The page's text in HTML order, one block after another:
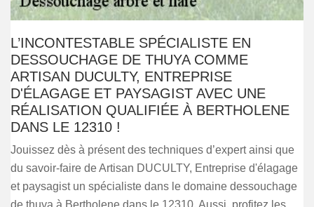
L’INCONTESTABLE SPÉCIALISTE EN
DESSOUCHAGE DE THUYA COMME
ARTISAN DUCULTY, ENTREPRISE
D'ÉLAGAGE ET PAYSAGIST AVEC UNE
RÉALISATION QUALIFIÉE À BERTHOLENE
DANS LE 12310 !
Jouissez dès à présent des techniques d’expert ainsi que
du savoir-faire de Artisan DUCULTY, Entreprise d'élagage
et paysagist un spécialiste dans le domaine dessouchage
de thuya à Bertholene dans le 12310. Aussi, profitez les